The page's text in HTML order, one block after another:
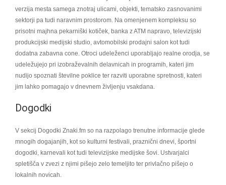
verzija mesta samega znotraj ulicami, objekti, tematsko zasnovanimi
sektorji pa tudi naravnim prostorom. Na omenjenem kompleksu so
prisotni majhna pekarniški kotiček, banka z ATM napravo, televizijski
produkcijski medijski studio, avtomobilski prodajni salon kot tudi
dodatna zabavna cone. Otroci udeleženci uporabljajo realne orodja, se
udeležujejo pri izobraževalnih delavnicah in programih, kateri jim
nudijo spoznati številne poklice ter razviti uporabne spretnosti, kateri
jim lahko pomagajo v dnevnem življenju vsakdana.
Dogodki
V sekcij Dogodki Znaki.fm so na razpolago trenutne informacije glede
mnogih dogajanjih, kot so kulturni festivali, praznični dnevi, športni
dogodki, karnevali kot tudi televizijske medijske šovi. Ustvarjalci
spletišča v zvezi z njimi pišejo zelo temeljito ter privlačno pišejo o
lokalnih novicah.